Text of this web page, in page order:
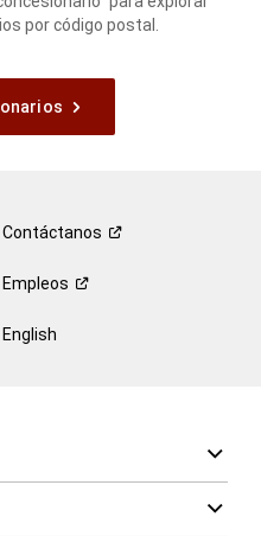
por código postal.
Contáctanos
Empleos
English